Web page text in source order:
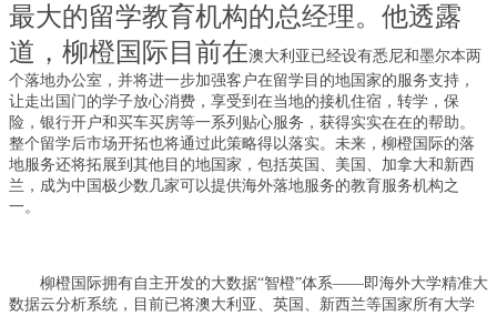
最大的留学教育机构的总经理。他透露
道， 柳橙国际目前在澳大利亚 已经设有悉尼和墨尔本两
个落地办公室，并将进一步加强客户在留学目的地国家的服务支持，
让走出国门的学子放心消费，享受到在当地的接机住宿，转学，保
险，银行开户和买车买房等一系列贴心服务，获得实实在在的帮助。
整个留学后市场开拓也将通过此策略得以落实。未来，柳橙国际的落
地服务还将拓展到其他目的地国家，包括英国、美国、加拿大和新西
兰，成为中国极少数几家可以提供海外落地服务的教育服务机构之
一。
柳橙国际拥有自主开发的大数据“智橙”体系——即海外大学精准大
数据云分析系统， 目前已将澳大利亚、英国、新西兰等国家所有大学